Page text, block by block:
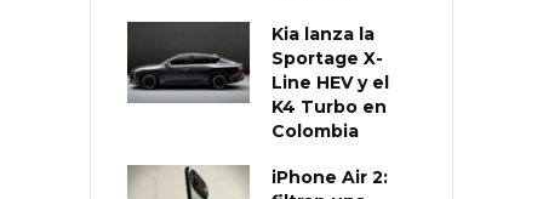
Kia lanza la
Sportage X-
Line HEV y el
K4 Turbo en
Colombia
iPhone Air 2: